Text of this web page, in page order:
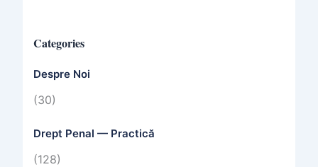
Categories
Despre Noi
(30)
Drept Penal — Practică
(128)